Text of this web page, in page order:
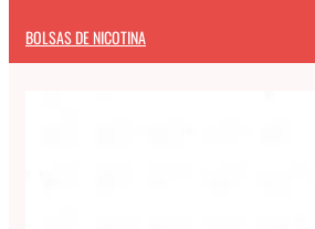
BOLSAS DE NICOTINA